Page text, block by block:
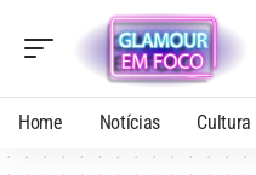
Home Notícias Cultura